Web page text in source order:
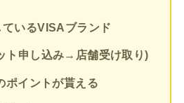
いるVISAブランド
ト申し込み→店舗受け取り)
ポイントが貰える